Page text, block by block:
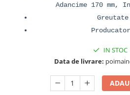
Adancime 170 mm,
Producator
IN STOC
Data de livrare: